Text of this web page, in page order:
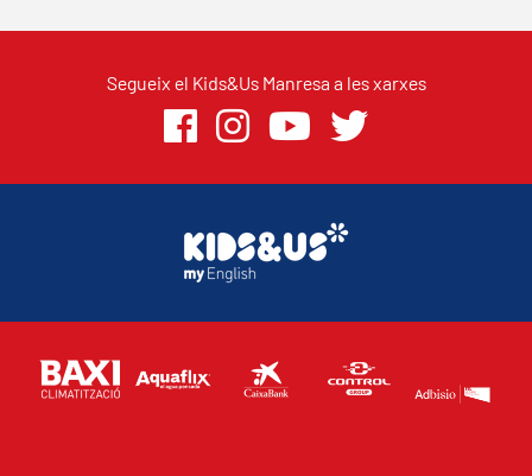
Segueix el Kids&Us Manresa a les xarxes